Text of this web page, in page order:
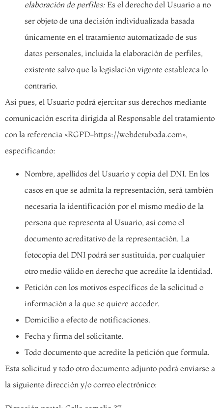
elaboración de perfiles: Es el derecho del Usuario a no
ser objeto de una decisión individualizada basada
únicamente en el tratamiento automatizado de sus
datos personales, incluida la elaboración de perfiles,
existente salvo que la legislación vigente establezca lo
contrario.
Así pues, el Usuario podrá ejercitar sus derechos mediante
comunicación escrita dirigida al Responsable del tratamiento
con la referencia «RGPD-https://webdetuboda.com»,
especificando:
Nombre, apellidos del Usuario y copia del DNI. En los
casos en que se admita la representación, será también
necesaria la identificación por el mismo medio de la
persona que representa al Usuario, así como el
documento acreditativo de la representación. La
fotocopia del DNI podrá ser sustituida, por cualquier
otro medio válido en derecho que acredite la identidad.
Petición con los motivos específicos de la solicitud o
información a la que se quiere acceder.
Domicilio a efecto de notificaciones.
Fecha y firma del solicitante.
Todo documento que acredite la petición que formula.
Esta solicitud y todo otro documento adjunto podrá enviarse a
la siguiente dirección y/o correo electrónico: